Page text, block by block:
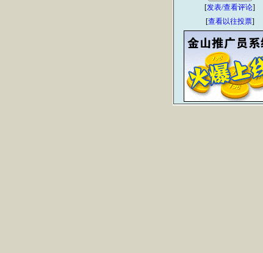
[发表/查看评论]
[查看以往投票]